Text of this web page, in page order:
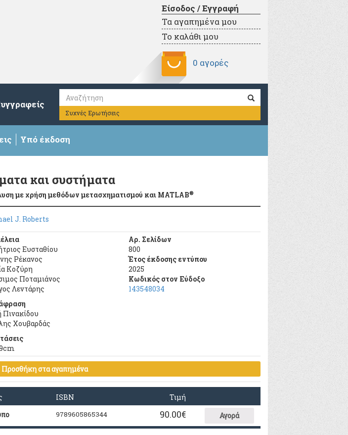
Είσοδος / Εγγραφή
Τα αγαπημένα μου
Το καλάθι μου
0 αγορές
Συχνές Ερωτήσεις
Υπό έκδοση
και συστήματα
με χρήση μεθόδων μετασχηματισμού και MATLAB®
J. Roberts
Ευσταθίου
Ρέκανος
Κοζύρη
Ποταμιάνος
Λεντάρης
Χουβαρδάς
Αρ. Σελίδων
800
Έτος έκδοσης εντύπου
2025
Κωδικός στον Εύδοξο
143548034
Προσθήκη στα αγαπημένα
ISBN
Τιμή
9789605865344 90.00€ Αγορά